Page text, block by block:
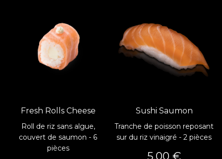
Fresh Rolls Cheese
Roll de riz sans algue,
couvert de saumon - 6
pièces
Sushi Saumon
Tranche de poisson reposant
sur du riz vinaigré - 2 pièces
Prix
5,00 €